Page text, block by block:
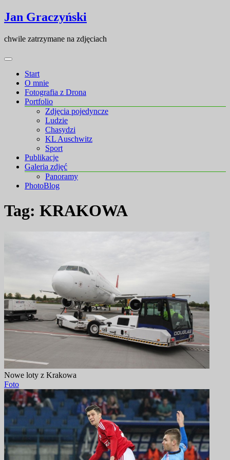
Skip
to
Skip
to
Jan Graczyński
chwile zatrzymane na zdjęciach
Start
O mnie
Fotografia z Drona
Portfolio
Zdjęcia pojedyncze
Ludzie
Chasydzi
KL Auschwitz
Sport
Publikacje
Galeria zdjęć
Panoramy
PhotoBlog
Tag: KRAKOWA
Nowe loty z Krakowa
Foto